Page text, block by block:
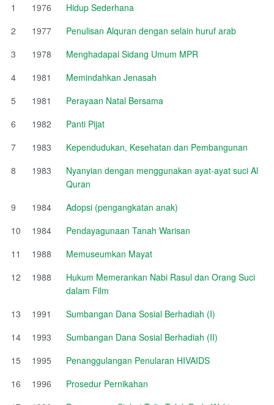
1
1976
Hidup Sederhana
2
1977
Penulisan Alquran dengan selain huruf arab
3
1978
Menghadapai Sidang Umum MPR
4
1981
Memindahkan Jenasah
5
1981
Perayaan Natal Bersama
6
1982
Panti Pijat
7
1983
Kependudukan, Kesehatan dan Pembangunan
8
1983
Nyanyian dengan menggunakan ayat-ayat suci Al
Quran
9
1984
Adopsi (pengangkatan anak)
10
1984
Pendayagunaan Tanah Warisan
11
1988
Memuseumkan Mayat
12
1988
Hukum Memerankan Nabi Rasul dan Orang Suci
dalam Film
13
1991
Sumbangan Dana Sosial Berhadiah (I)
14
1993
Sumbangan Dana Sosial Berhadiah (II)
15
1995
Penanggulangan Penularan HIVAIDS
16
1996
Prosedur Pernikahan